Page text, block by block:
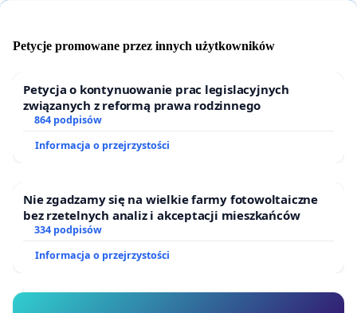
Petycje promowane przez innych użytkowników
Petycja o kontynuowanie prac legislacyjnych
związanych z reformą prawa rodzinnego
864 podpisów
Informacja o przejrzystości
Nie zgadzamy się na wielkie farmy fotowoltaiczne
bez rzetelnych analiz i akceptacji mieszkańców
334 podpisów
Informacja o przejrzystości